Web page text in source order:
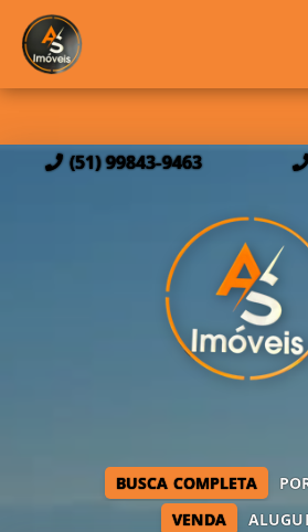
(51) 99843-9463
VENDA
BUSCA COMPLETA